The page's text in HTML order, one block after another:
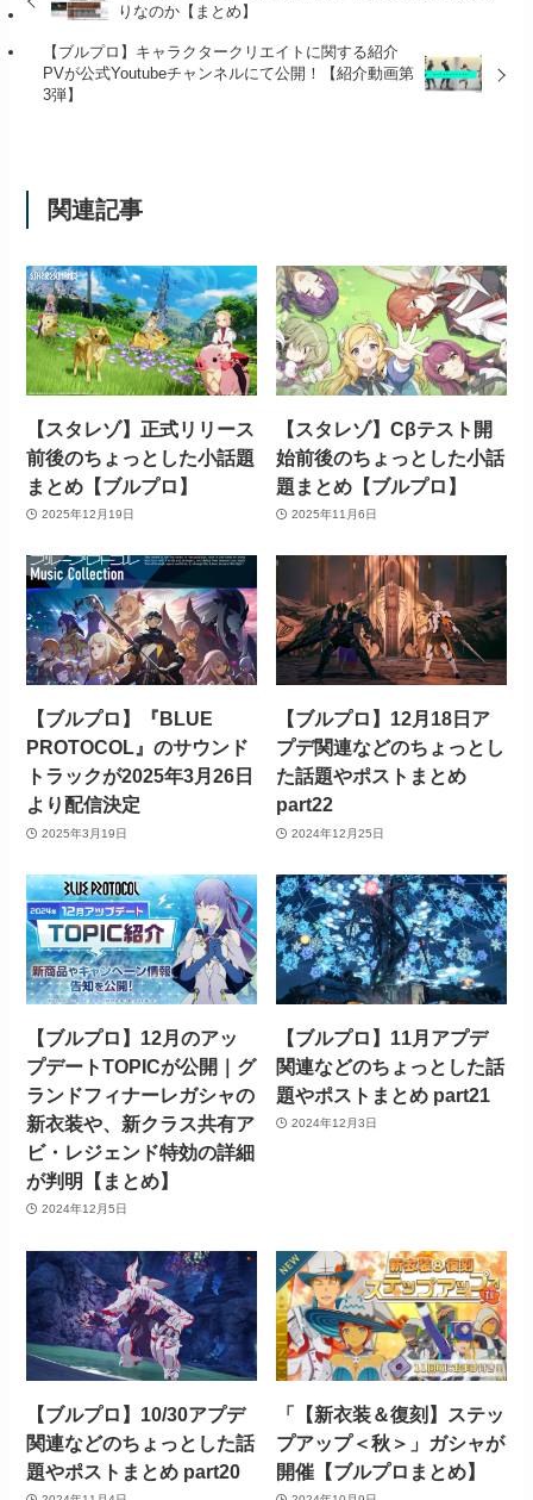
りなのか【まとめ】
【ブルプロ】キャラクタークリエイトに関する紹介
PVが公式Youtubeチャンネルにて公開！【紹介動画第
3弾】
関連記事
【スタレゾ】正式リリース
前後のちょっとした小話題
まとめ【ブルプロ】
2025年12月19日
【スタレゾ】Cβテスト開
始前後のちょっとした小話
題まとめ【ブルプロ】
2025年11月6日
【ブルプロ】『BLUE
PROTOCOL』のサウンド
トラックが2025年3月26日
より配信決定
2025年3月19日
【ブルプロ】12月18日ア
プデ関連などのちょっとし
た話題やポストまとめ
part22
2024年12月25日
【ブルプロ】12月のアッ
プデートTOPICが公開｜グ
ランドフィナーレガシャの
新衣装や、新クラス共有ア
ビ・レジェンド特効の詳細
が判明【まとめ】
2024年12月5日
【ブルプロ】11月アプデ
関連などのちょっとした話
題やポストまとめ part21
2024年12月3日
【ブルプロ】10/30アプデ
関連などのちょっとした話
題やポストまとめ part20
「【新衣装＆復刻】ステッ
プアップ＜秋＞」ガシャが
開催【ブルプロまとめ】